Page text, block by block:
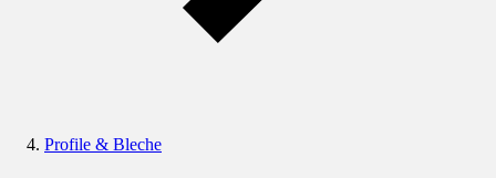
Profile & Bleche